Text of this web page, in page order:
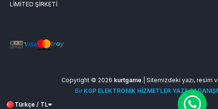
LİMİTED ŞİRKETİ
Copyright © 2026 kurtgame.| Sitemizdeki yazı, resim
Bir KGP ELEKTRONİK HİZMETLER YAZILIM
Türkçe / TL